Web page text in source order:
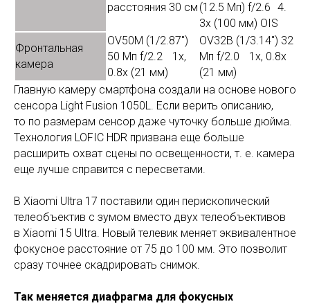
расстояния 30 см (12.5 Мп) f/2.6 4.
3x (100 мм) OIS
Фронтальная
камера
OV50M (1/2.87")
50 Мп f/2.2 1x,
0.8x (21 мм)
OV32B (1/3.14") 32
Мп f/2.0 1x, 0.8x
(21 мм)
Главную камеру смартфона создали на основе нового
сенсора Light Fusion 1050L. Если верить описанию,
то по размерам сенсор даже чуточку больше дюйма.
Технология LOFIC HDR призвана еще больше
расширить охват сцены по освещенности, т. е. камера
еще лучше справится с пересветами.
В Xiaomi Ultra 17 поставили один перископический
телеобъектив с зумом вместо двух телеобъективов
в Xiaomi 15 Ultra. Новый телевик меняет эквивалентное
фокусное расстояние от 75 до 100 мм. Это позволит
сразу точнее скадрировать снимок.
Так меняется диафрагма для фокусных